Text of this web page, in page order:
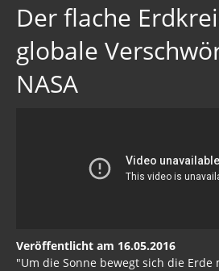
Der flache
globale
NASA
Veröffentlicht am 16.05.2016
"Um die Sonne bewegt sich die Erde